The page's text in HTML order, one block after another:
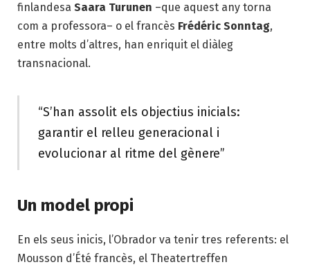
finlandesa Saara Turunen –que aquest any torna
com a professora– o el francès Frédéric Sonntag,
entre molts d’altres, han enriquit el diàleg
transnacional.
“S’han assolit els objectius inicials:
garantir el relleu generacional i
evolucionar al ritme del gènere”
Un model propi
En els seus inicis, l’Obrador va tenir tres referents: el
Mousson d’Été francès, el Theatertreffen